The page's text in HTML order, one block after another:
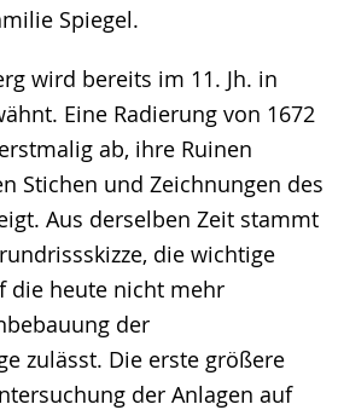
Spiegel.
wird bereits im 11. Jh. in
Eine Radierung von 1672
ab, ihre Ruinen
Stichen und Zeichnungen des
Aus derselben Zeit stammt
die wichtige
die heute nicht mehr
der
zulässt. Die erste größere
der Anlagen auf